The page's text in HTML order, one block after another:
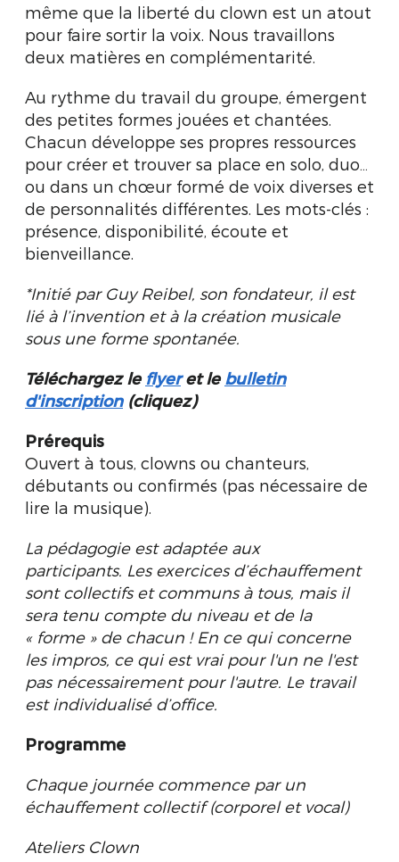
même que la liberté du clown est un atout
pour faire sortir la voix. Nous travaillons
deux matières en complémentarité.
Au rythme du travail du groupe, émergent
des petites formes jouées et chantées.
Chacun développe ses propres ressources
pour créer et trouver sa place en solo, duo…
ou dans un chœur formé de voix diverses et
de personnalités différentes. Les mots-clés :
présence, disponibilité, écoute et
bienveillance.
*Initié par Guy Reibel, son fondateur, il est
lié à l’invention et à la création musicale
sous une forme spontanée.
Téléchargez le flyeretle bulletin
d'inscription(cliquez)
Prérequis
Ouvert à tous, clowns ou chanteurs,
débutants ou confirmés (pas nécessaire de
lire la musique).
La pédagogie est adaptée aux
participants. Les exercices d’échauffement
sont collectifs et communs à tous, mais il
sera tenu compte du niveau et de la
« forme » de chacun ! En ce qui concerne
les impros, ce qui est vrai pour l'un ne l'est
pas nécessairement pour l'autre. Le travail
est individualisé d’office.
Programme
Chaque journée commence par un
échauffement collectif (corporel et vocal)
Ateliers Clown